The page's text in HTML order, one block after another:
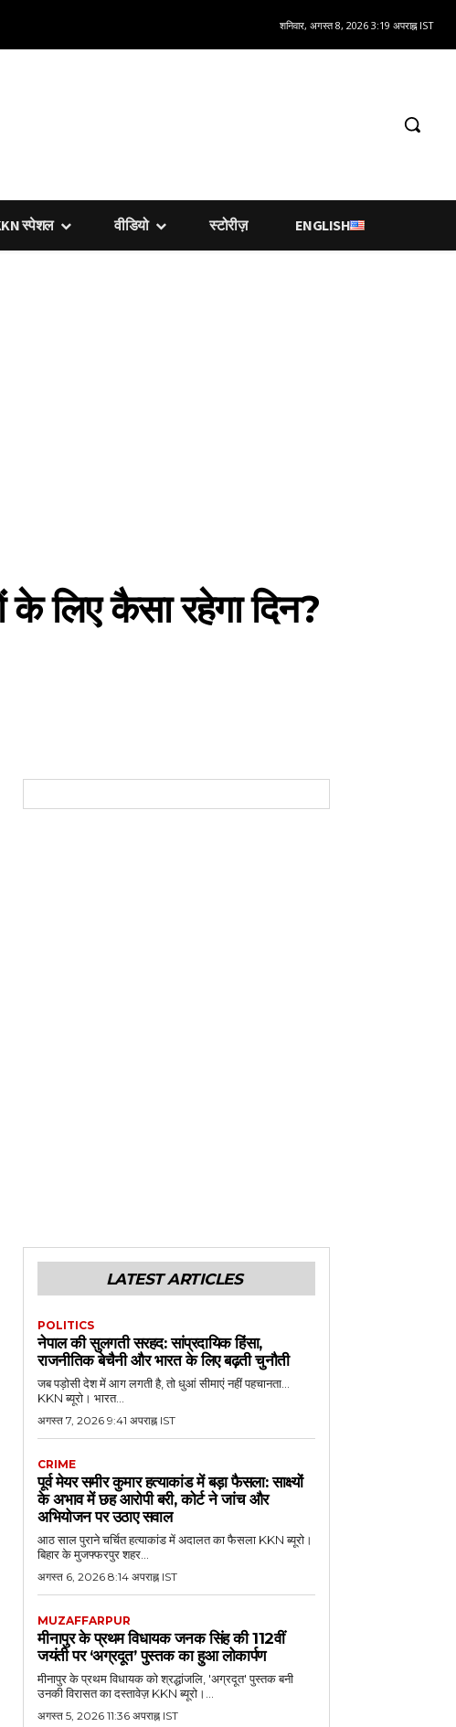
शनिवार, अगस्त 8, 2026 3:19 अपराह्न IST
स्पेशल वीडियो स्टोरीज़ ENGLISH
लिए कैसा रहेगा दिन?
LATEST ARTICLES
POLITICS
नेपाल की सुलगती सरहद: सांप्रदायिक हिंसा,
राजनीतिक बेचैनी और भारत के लिए बढ़ती चुनौती
जब पड़ोसी देश में आग लगती है, तो धुआं सीमाएं नहीं पहचानता...
KKN ब्यूरो। भारत...
अगस्त 7, 2026 9:41 अपराह्न IST
CRIME
पूर्व मेयर समीर कुमार हत्याकांड में बड़ा फैसला: साक्ष्यों
के अभाव में छह आरोपी बरी, कोर्ट ने जांच और
अभियोजन पर उठाए सवाल
आठ साल पुराने चर्चित हत्याकांड में अदालत का फैसला KKN ब्यूरो।
बिहार के मुजफ्फरपुर शहर...
अगस्त 6, 2026 8:14 अपराह्न IST
MUZAFFARPUR
मीनापुर के प्रथम विधायक जनक सिंह की 112वीं
जयंती पर ‘अग्रदूत’ पुस्तक का हुआ लोकार्पण
मीनापुर के प्रथम विधायक को श्रद्धांजलि, 'अग्रदूत' पुस्तक बनी
उनकी विरासत का दस्तावेज़ KKN ब्यूरो।...
अगस्त 5, 2026 11:36 अपराह्न IST